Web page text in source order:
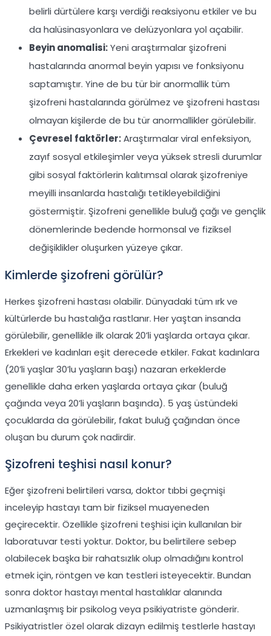
belirli dürtülere karşı verdiği reaksiyonu etkiler ve bu
da halüsinasyonlara ve delüzyonlara yol açabilir.
Beyin anomalisi:Yeni araştırmalar şizofreni
hastalarında anormal beyin yapısı ve fonksiyonu
saptamıştır. Yine de bu tür bir anormallik tüm
şizofreni hastalarında görülmez ve şizofreni hastası
olmayan kişilerde de bu tür anormallikler görülebilir.
Çevresel faktörler:Araştırmalar viral enfeksiyon,
zayıf sosyal etkileşimler veya yüksek stresli durumlar
gibi sosyal faktörlerin kalıtımsal olarak şizofreniye
meyilli insanlarda hastalığı tetikleyebildiğini
göstermiştir. Şizofreni genellikle buluğ çağı ve gençlik
dönemlerinde bedende hormonsal ve fiziksel
değişiklikler oluşurken yüzeye çıkar.
Kimlerde şizofreni görülür?
Herkes şizofreni hastası olabilir. Dünyadaki tüm ırk ve
kültürlerde bu hastalığa rastlanır. Her yaştan insanda
görülebilir, genellikle ilk olarak 20’li yaşlarda ortaya çıkar.
Erkekleri ve kadınları eşit derecede etkiler. Fakat kadınlara
(20’li yaşlar 30’lu yaşların başı) nazaran erkeklerde
genellikle daha erken yaşlarda ortaya çıkar (buluğ
çağında veya 20’li yaşların başında). 5 yaş üstündeki
çocuklarda da görülebilir, fakat buluğ çağından önce
oluşan bu durum çok nadirdir.
Şizofreni teşhisi nasıl konur?
Eğer şizofreni belirtileri varsa, doktor tıbbi geçmişi
inceleyip hastayı tam bir fiziksel muayeneden
geçirecektir. Özellikle şizofreni teşhisi için kullanılan bir
laboratuvar testi yoktur. Doktor, bu belirtilere sebep
olabilecek başka bir rahatsızlık olup olmadığını kontrol
etmek için, röntgen ve kan testleri isteyecektir. Bundan
sonra doktor hastayı mental hastalıklar alanında
uzmanlaşmış bir psikolog veya psikiyatriste gönderir.
Psikiyatristler özel olarak dizayn edilmiş testlerle hastayı